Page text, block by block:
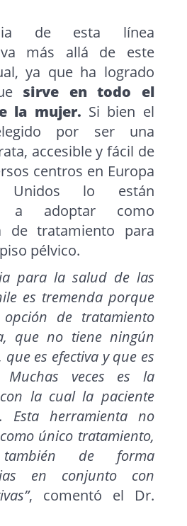
de esta línea
va más allá de este
ya que ha logrado
sirve en todo el
la mujer. Si bien el
por ser una
accesible y fácil de
centros en Europa
Unidos lo están
a adoptar como
de tratamiento para
pélvico.
para la salud de las
es tremenda porque
de tratamiento
que no tiene ningún
que es efectiva y que es
Muchas veces es la
la cual la paciente
Esta herramienta no
único tratamiento,
de forma
en conjunto con
, comentó el Dr.